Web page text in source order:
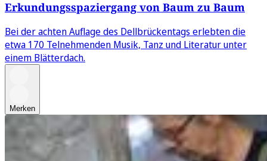
Erkundungsspaziergang von Baum zu Baum
Bei der achten Auflage des Dellbrückentags erlebten die
etwa 170 Telnehmenden Musik, Tanz und Literatur unter
einem Blätterdach.
Merken